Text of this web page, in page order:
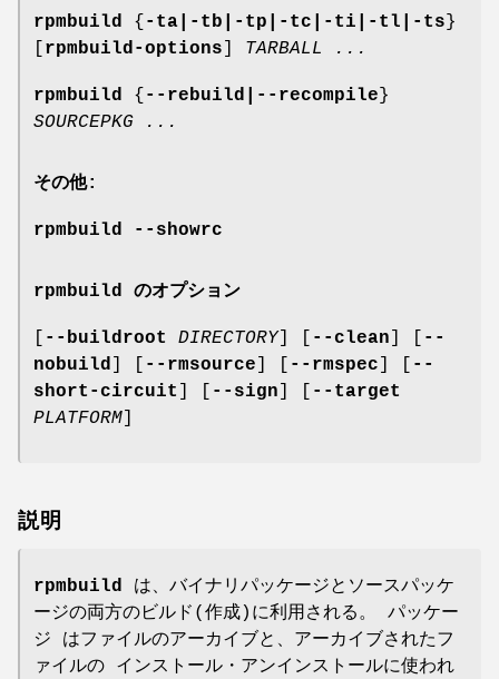
rpmbuild { -ta|-tb|-tp|-tc|-ti|-tl|-ts }
rpmbuild-options TARBALL ...
rpmbuild { --rebuild|--recompile }
SOURCEPKG
...
その他:
rpmbuild --showrc
rpmbuild のオプション
--buildroot DIRECTORY --clean
--
nobuild
--rmsource --rmspec
--
short-circuit
--sign
--target
PLATFORM
説明
rpmbuild は、バイナリパッケージとソースパッケ
ージの両方のビルド(作成)に利用される。 パッケー
ジ はファイルのアーカイブと、アーカイブされたフ
ァイルの インストール・アンインストールに使われ